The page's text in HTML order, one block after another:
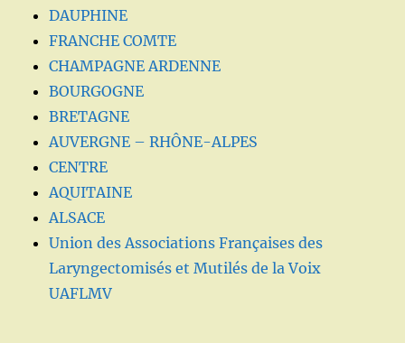
DAUPHINE
FRANCHE COMTE
CHAMPAGNE ARDENNE
BOURGOGNE
BRETAGNE
AUVERGNE – RHÔNE-ALPES
CENTRE
AQUITAINE
ALSACE
Union des Associations Françaises des
Laryngectomisés et Mutilés de la Voix
UAFLMV